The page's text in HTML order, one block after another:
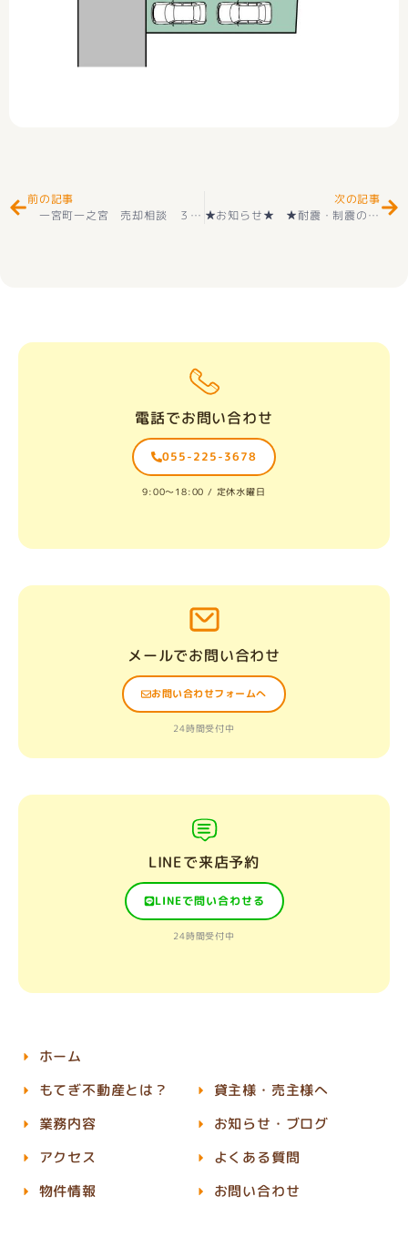
前の記事
一宮町一之宮 売却相談 ３回目 ありがとうございました(^^♪
次の記事
★お知らせ★ ★耐震・制震の家★耐震等級3取得 新築一戸建て 南アルプス市十日市場 第１ 全2棟 2階建 4ＬＤＫ 住宅性能評価付き 子育てエコホーム支援事業対象
電話でお問い合わせ
055-225-3678
9:00〜18:00 / 定休水曜日
メールでお問い合わせ
お問い合わせフォームへ
24時間受付中
LINEで来店予約
LINEで問い合わせる
24時間受付中
ホーム
もてぎ不動産とは？
業務内容
アクセス
物件情報
貸主様・売主様へ
お知らせ・ブログ
よくある質問
お問い合わせ